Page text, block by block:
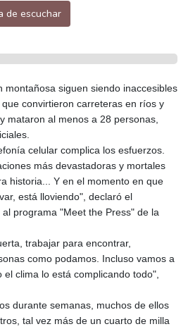
de escuchar
montañosa siguen siendo inaccesibles
convirtieron carreteras en ríos y
mataron al menos a 28 personas,
celular complica los esfuerzos.
más devastadoras y mortales
historia... Y en el momento en que
está lloviendo", declaró el
programa "Meet the Press" de la
trabajar para encontrar,
como podamos. Incluso vamos a
clima lo está complicando todo",
durante semanas, muchos de ellos
tal vez más de un cuarto de milla